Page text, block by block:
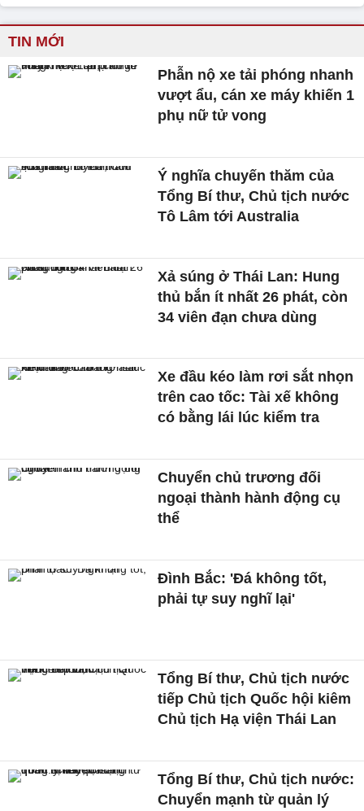
TIN MỚI
Phẫn nộ xe tải phóng nhanh
vượt ẩu, cán xe máy khiến 1
phụ nữ tử vong
Ý nghĩa chuyến thăm của
Tổng Bí thư, Chủ tịch nước
Tô Lâm tới Australia
Xả súng ở Thái Lan: Hung
thủ bắn ít nhất 26 phát, còn
34 viên đạn chưa dùng
Xe đầu kéo làm rơi sắt nhọn
trên cao tốc: Tài xế không
có bằng lái lúc kiểm tra
Chuyển chủ trương đối
ngoại thành hành động cụ
thể
Đình Bắc: 'Đá không tốt,
phải tự suy nghĩ lại'
Tổng Bí thư, Chủ tịch nước
tiếp Chủ tịch Quốc hội kiêm
Chủ tịch Hạ viện Thái Lan
Tổng Bí thư, Chủ tịch nước:
Chuyển mạnh từ quản lý